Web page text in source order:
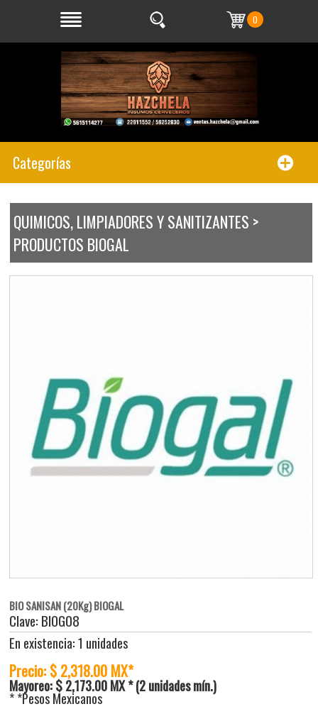
0
Categorías
QUIMICOS, LIMPIADORES Y SANITIZANTES >
PRODUCTOS BIOGAL
BIO SANISAN (20Kg) BIOGAL
Clave: BIOG08
En existencia: 1 unidades
Precio: $ 2,318.00 MX*
Mayoreo: $ 2,173.00 MX * (2 unidades mín.)
* *Pesos Mexicanos